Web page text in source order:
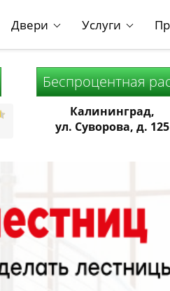
Двери Услуги
Беспроцентная
Калининград,
ул. Суворова, д. 125